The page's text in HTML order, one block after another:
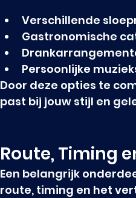
Verschillende
Gastronomische
Persoonlijke
Door deze opties te
past bij jouw stijl en
Route, Timing
Een belangrijk
route, timing en het